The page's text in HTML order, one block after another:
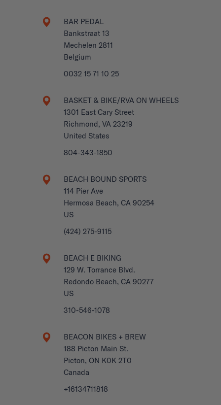
BAR PEDAL
Bankstraat 13
Mechelen 2811
Belgium
0032 15 71 10 25
BASKET & BIKE/RVA ON WHEELS
1301 East Cary Street
Richmond, VA 23219
United States
804-343-1850
BEACH BOUND SPORTS
114 Pier Ave
Hermosa Beach, CA 90254
US
(424) 275-9115
BEACH E BIKING
129 W. Torrance Blvd.
Redondo Beach, CA 90277
US
310-546-1078
BEACON BIKES + BREW
188 Picton Main St.
Picton, ON K0K 2T0
Canada
+16134711818